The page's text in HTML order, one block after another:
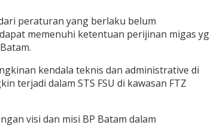
peraturan yang berlaku belum
memenuhi ketentuan perijinan migas yg
kendala teknis dan administrative di
terjadi dalam STS FSU di kawasan FTZ
visi dan misi BP Batam dalam